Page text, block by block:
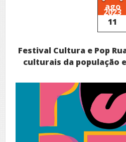
ago
2023
11
Festival Cultura e Pop
culturais da população